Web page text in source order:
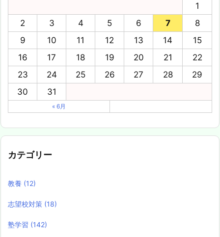
1
2
3 4 5 6 7
8
9
10 11 12 13 14
15
16
17 18 19 20 21
22
23
24 25 26 27 28
29
30
31
« 6月
カテゴリー
教養 (12)
志望校対策 (18)
塾学習 (142)